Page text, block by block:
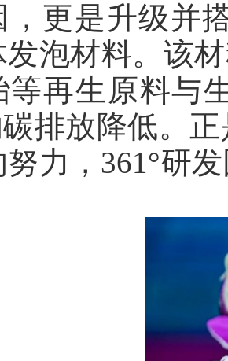
，更是升级并
泡材料。该
等再生原料与
碳排放降低。
力，361°研